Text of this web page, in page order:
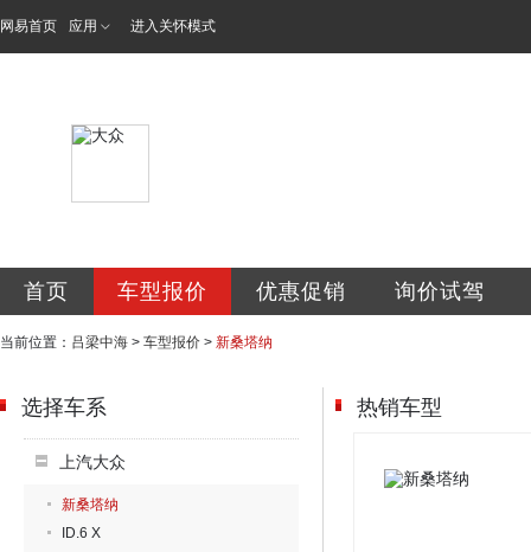
网易首页 应用 进入关怀模式
首页 车型报价 优惠促销 询价试驾
当前位置： 吕梁中海 > 车型报价 > 新桑塔纳
选择车系
上汽大众
新桑塔纳
ID.6 X
热销车型